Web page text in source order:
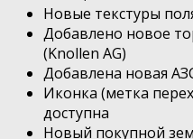
Новые текстуры
Добавлено новое
(Knollen AG)
Добавлена ​​новая
Иконка (метка
доступна
Новый покупной